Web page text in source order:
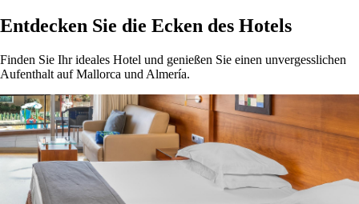
Entdecken Sie die Ecken des Hotels
Finden Sie Ihr ideales Hotel und genießen Sie einen unvergesslichen
Aufenthalt auf Mallorca und Almería.